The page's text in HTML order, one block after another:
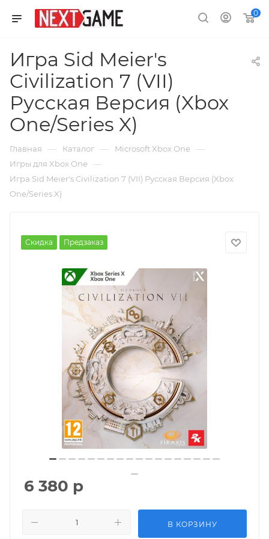
0
Игра Sid Meier's
Civilization 7 (VII)
Русская Версия (Xbox
One/Series X)
Главная — Каталог — Microsoft Xbox One —
Игры для Xbox One —
Игра Sid Meier's Civilization 7 (VII) Русская Версия (Xbox
One/Series X)
Скидка Предзаказ
6 380 р
В КОРЗИНУ